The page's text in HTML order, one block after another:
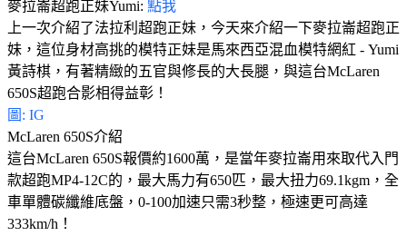
麥拉崙超跑正妹Yumi: 點我
上一次介紹了法拉利超跑正妹，今天來介紹一下麥拉崙超跑正
妹，這位身材高挑的模特正妹是馬來西亞混血模特網紅 - Yumi
黃詩棋，有著精緻的五官與修長的大長腿，與這台McLaren
650S超跑合影相得益彰！
圖: IG
McLaren 650S介紹
這台McLaren 650S報價約1600萬，是當年麥拉崙用來取代入門
款超跑MP4-12C的，最大馬力有650匹，最大扭力69.1kgm，全
車單體碳纖維底盤，0-100加速只需3秒整，極速更可高達
333km/h！